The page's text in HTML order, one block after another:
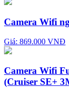
Camera Wifi
Giá: 869.000 VNĐ
Camera Wifi
(Cruiser SE+